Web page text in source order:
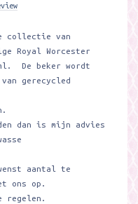
collectie van
Royal Worcester
De beker wordt
gerecycled
dan is mijn advies
aantal te
ons op.
regelen.